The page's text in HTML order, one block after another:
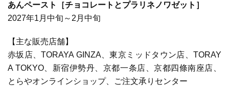
あんペースト［チョコレートとプラリネノワゼット］
2027年1月中旬～2月中旬
【主な販売店舗】
赤坂店、TORAYA GINZA、東京ミッドタウン店、TORAY
A TOKYO、新宿伊勢丹、京都一条店、京都四條南座店、
とらやオンラインショップ、ご注文承りセンター